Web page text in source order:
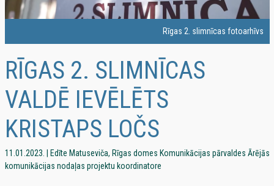
Rīgas 2. slimnīcas fotoarhīvs
RĪGAS 2. SLIMNĪCAS
VALDĒ IEVĒLĒTS
KRISTAPS LOČS
11.01.2023. | Edīte Matuseviča, Rīgas domes Komunikācijas pārvaldes Ārējās
komunikācijas nodaļas projektu koordinatore